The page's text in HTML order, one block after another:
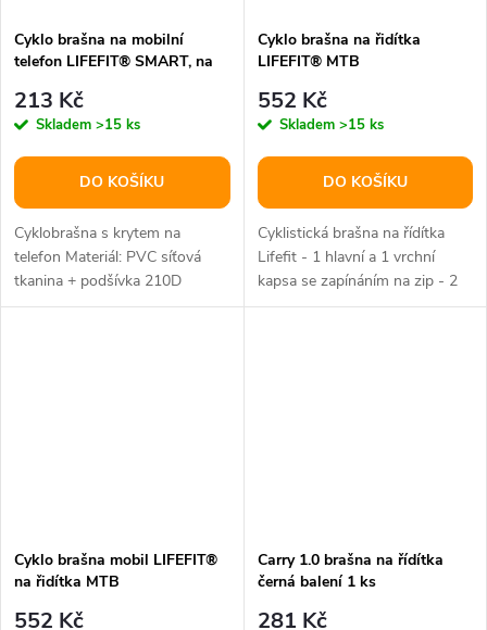
Cyklo brašna na mobilní
telefon LIFEFIT® SMART, na
213 Kč
Skladem >15 ks
DO KOŠÍKU
Cyklobrašna s krytem na
telefon Materiál: PVC síťová
tkanina + podšívka 210D
Rozměry: 10x10x20,5 cm
Cyklo brašna na řidítka
LIFEFIT® MTB
552 Kč
Skladem >15 ks
DO KOŠÍKU
Cyklistická brašna na řídítka
Lifefit - 1 hlavní a 1 vrchní
kapsa se zapínáním na zip - 2
boční síťované kapsy...
Cyklo brašna mobil LIFEFIT®
na řidítka MTB
552 Kč
Carry 1.0 brašna na řídítka
černá balení 1 ks
281 Kč